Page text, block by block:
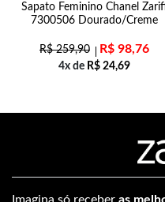
Sapato Feminino Chanel
7300506 Dourado/Creme
R$259,90 R$ 98,76
4x de R$ 24,69